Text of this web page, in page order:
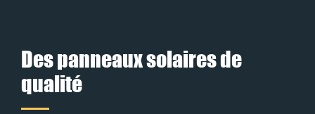
Des panneaux solaires de
qualité